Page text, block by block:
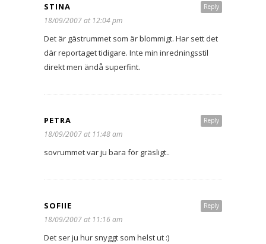
Reply
STINA
18/09/2007 at 12:04 pm
Det är gästrummet som är blommigt. Har sett det
där reportaget tidigare. Inte min inredningsstil
direkt men ändå superfint.
Reply
PETRA
18/09/2007 at 11:48 am
sovrummet var ju bara för gräsligt..
Reply
SOFIIE
18/09/2007 at 11:16 am
Det ser ju hur snyggt som helst ut :)